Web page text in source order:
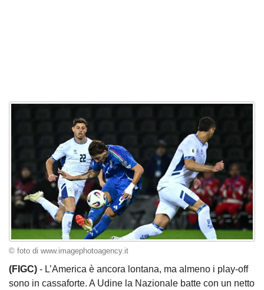
© foto di www.imagephotoagency.it
(FIGC) - L’America è ancora lontana, ma almeno i play-off
sono in cassaforte. A Udine la Nazionale batte con un netto